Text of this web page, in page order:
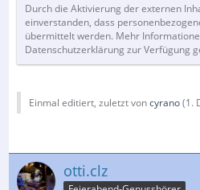
Durch die Aktivierung der externen
einverstanden, dass
übermittelt werden. Mehr
Datenschutzerklärung zur Verfügung
Einmal editiert, zuletzt voncyrano(1.
otti.clz